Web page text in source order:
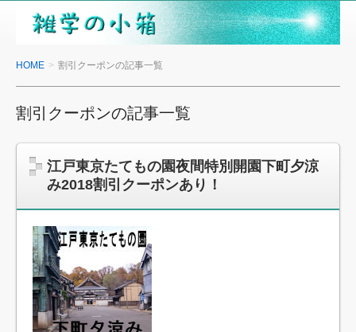
雑
の
小
箱
HOME 割引クーポンの記事一覧
割引クーポンの記事一覧
江戸東京たてもの園夜間特別開園下町夕涼
み2018割引クーポンあり！